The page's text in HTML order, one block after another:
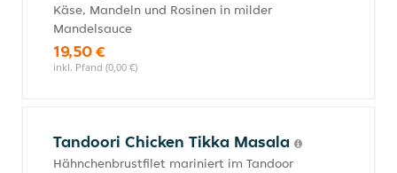
Käse, Mandeln und Rosinen in milder
Mandelsauce
19,50 €
inkl. Pfand (0,00 €)
Tandoori Chicken Tikka Masala
Hähnchenbrustfilet mariniert im Tandoor